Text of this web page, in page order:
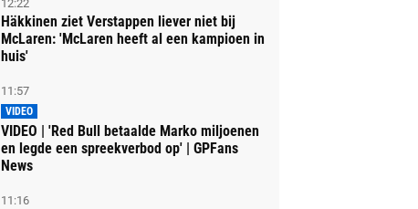
12:22
Häkkinen ziet Verstappen liever niet bij
McLaren: 'McLaren heeft al een kampioen in
huis'
11:57
VIDEO
VIDEO | 'Red Bull betaalde Marko miljoenen
en legde een spreekverbod op' | GPFans
News
11:16